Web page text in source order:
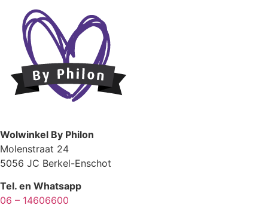
Wolwinkel By Philon
Molenstraat 24
5056 JC Berkel-Enschot
Tel. en Whatsapp
06 – 14606600